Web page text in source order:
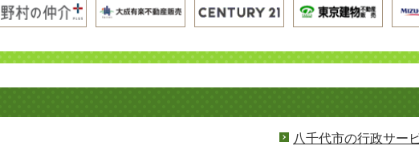
八千代市の行政サー